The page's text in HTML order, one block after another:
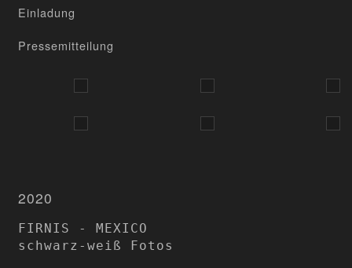
Einladung
Pressemitteilung
2020
FIRNIS - MEXICO
schwarz-weiß Fotos